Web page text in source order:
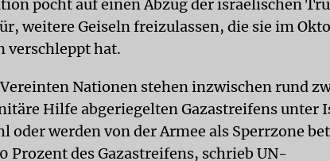
pocht auf einen Abzug der israelischen
weitere Geiseln freizulassen, die sie im
verschleppt hat.
Vereinten Nationen stehen inzwischen rund
Hilfe abgeriegelten Gazastreifens unter
oder werden von der Armee als Sperrzone
Prozent des Gazastreifens, schrieb UN-